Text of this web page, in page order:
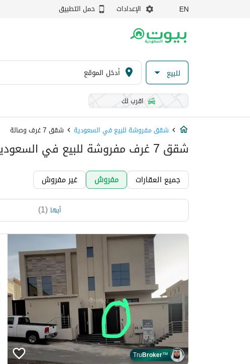
EN الإعدادات حمل التطبيق
للبيع
اقرب لك
شقق مفروشة للبيع في السعودية شقق 7 غرف وصالة
شقق 7 غرف مفروشة للبيع في السعودية
جميع العقارات مفروش غير مفروش
أبها (
1
)
TruBroker™